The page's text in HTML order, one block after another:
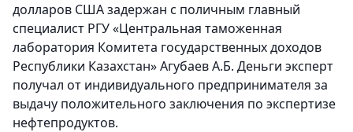
долларов США задержан с поличным главный
специалист РГУ «Центральная таможенная
лаборатория Комитета государственных доходов
Республики Казахстан» Агубаев А.Б. Деньги эксперт
получал от индивидуального предпринимателя за
выдачу положительного заключения по экспертизе
нефтепродуктов.